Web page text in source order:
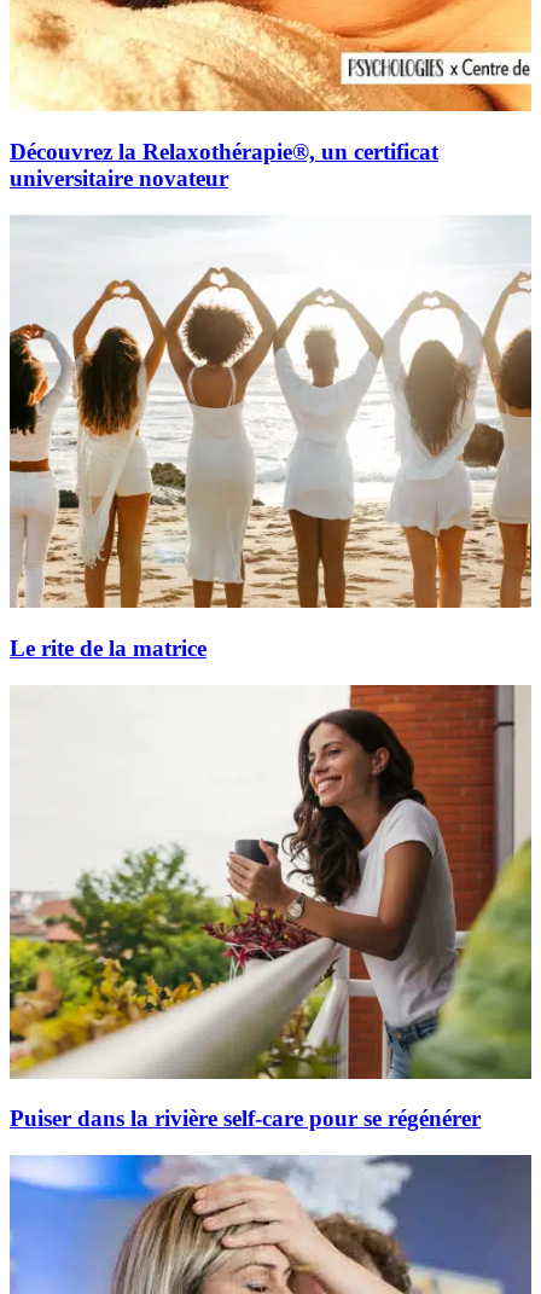
Découvrez la Relaxothérapie®, un certificat
universitaire novateur
Le rite de la matrice
Puiser dans la rivière self-care pour se régénérer